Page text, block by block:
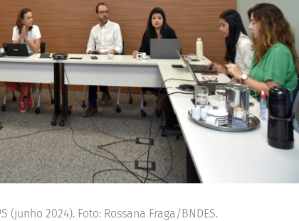
2024). Foto: Rossana Fraga/BNDES.